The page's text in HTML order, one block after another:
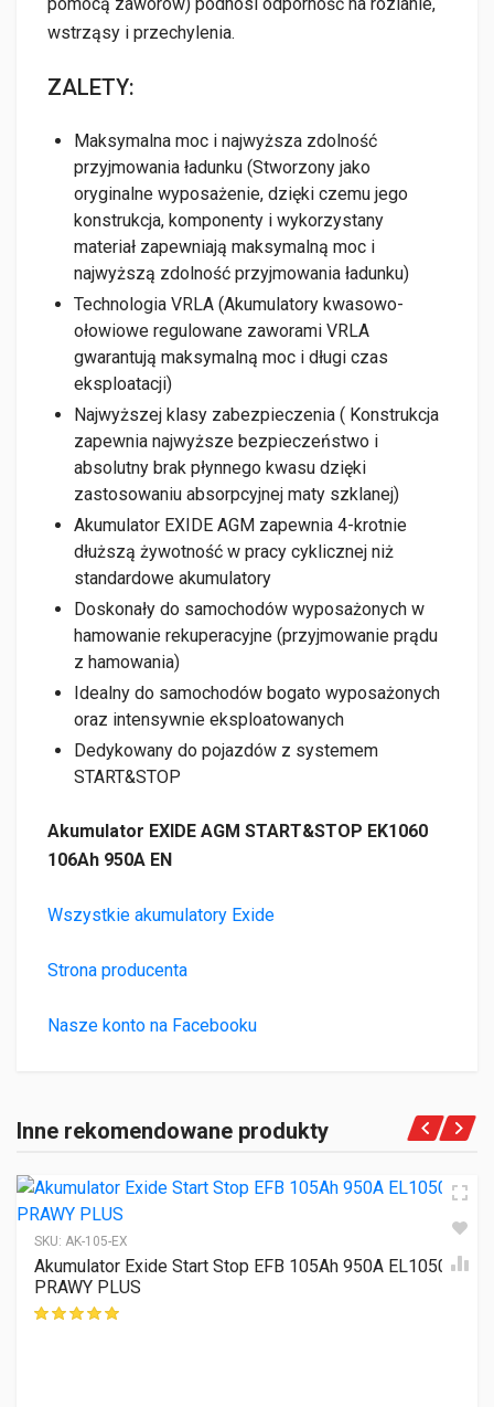
wstrząsy i przechylenia.
ZALETY:
Maksymalna moc i najwyższa zdolność
przyjmowania ładunku (Stworzony jako
oryginalne wyposażenie, dzięki czemu jego
konstrukcja, komponenty i wykorzystany
materiał zapewniają maksymalną moc i
najwyższą zdolność przyjmowania ładunku)
Technologia VRLA (Akumulatory kwasowo-
ołowiowe regulowane zaworami VRLA
gwarantują maksymalną moc i długi czas
eksploatacji)
Najwyższej klasy zabezpieczenia ( Konstrukcja
zapewnia najwyższe bezpieczeństwo i
absolutny brak płynnego kwasu dzięki
zastosowaniu absorpcyjnej maty szklanej)
Akumulator EXIDE AGM zapewnia 4-krotnie
dłuższą żywotność w pracy cyklicznej niż
standardowe akumulatory
Doskonały do samochodów wyposażonych w
hamowanie rekuperacyjne (przyjmowanie prądu
z hamowania)
Idealny do samochodów bogato wyposażonych
oraz intensywnie eksploatowanych
Dedykowany do pojazdów z systemem
START&STOP
Akumulator EXIDE AGM START&STOP EK1060
106Ah 950A EN
Wszystkie akumulatory Exide
Strona producenta
Nasze konto na Facebooku
Inne rekomendowane produkty
SKU: AK-105-EX
Akumulator Exide Start Stop EFB 105Ah 950A EL1050
PRAWY PLUS